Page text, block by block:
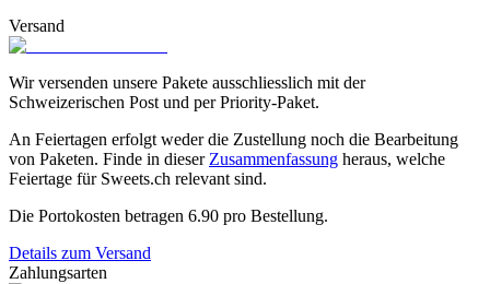
Versand
Wir versenden unsere Pakete ausschliesslich mit der
Schweizerischen Post und per Priority-Paket.
An Feiertagen erfolgt weder die Zustellung noch die Bearbeitung
von Paketen. Finde in dieser Zusammenfassung heraus, welche
Feiertage für Sweets.ch relevant sind.
Die Portokosten betragen 6.90 pro Bestellung.
Details zum Versand
Zahlungsarten